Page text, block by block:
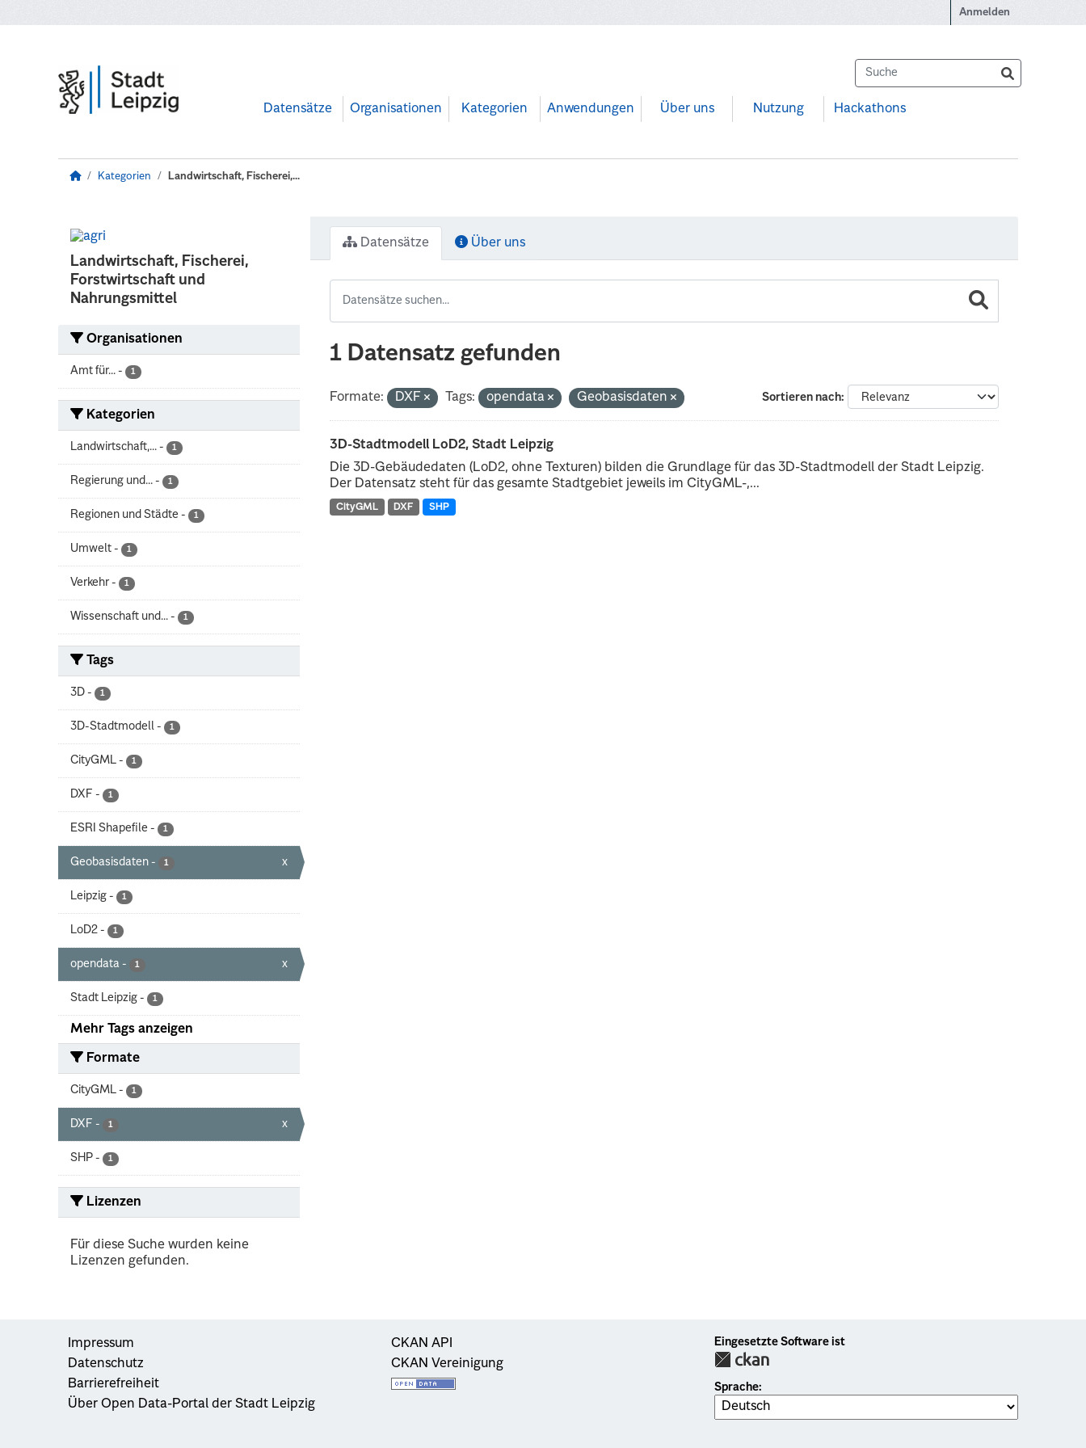
Anmelden
Datensätze Organisationen Kategorien Anwendungen Über uns Nutzung Hackathons
Kategorien Landwirtschaft, Fischerei,...
Landwirtschaft, Fischerei,
Forstwirtschaft und
Nahrungsmittel
Organisationen
Amt für... - 1
Kategorien
Landwirtschaft,... - 1
Regierung und... - 1
Regionen und Städte - 1
Umwelt - 1
Verkehr - 1
Wissenschaft und... - 1
Tags
3D - 1
3D-Stadtmodell - 1
CityGML - 1
DXF - 1
ESRI Shapefile - 1
Geobasisdaten - 1 x
Leipzig - 1
LoD2 - 1
opendata - 1 x
Stadt Leipzig - 1
Mehr Tags anzeigen
Formate
CityGML - 1
DXF - 1 x
SHP - 1
Lizenzen
Für diese Suche wurden keine
Lizenzen gefunden.
Datensätze Über uns
1 Datensatz gefunden
Sortieren nach
Formate: DXF Tags: opendata Geobasisdaten
3D-Stadtmodell LoD2, Stadt Leipzig
Die 3D-Gebäudedaten (LoD2, ohne Texturen) bilden die Grundlage für das 3D-Stadtmodell der Stadt Leipzig.
Der Datensatz steht für das gesamte Stadtgebiet jeweils im CityGML-,...
CityGML DXF SHP
Impressum
Datenschutz
Barrierefreiheit
Über Open Data-Portal der Stadt Leipzig
CKAN API
CKAN Vereinigung
Eingesetzte Software ist
Sprache